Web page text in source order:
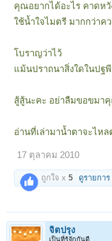
คุณอยากได้อะไร คาดห
ใช้น้ำใจไมตรี มากกว่าค
โบราญว่าไว้
แม้นปราถนาสิ่งใดในปฐ
สู้สู้นะคะ อย่าลืมขอขมา
อ่านที่เล่ามาน้ำตาจะไห
17 ตุลาคม 2010
ถูกใจ x5 ดูรายการ
จิตปรุง
เป็นที่รู้จักกันดี